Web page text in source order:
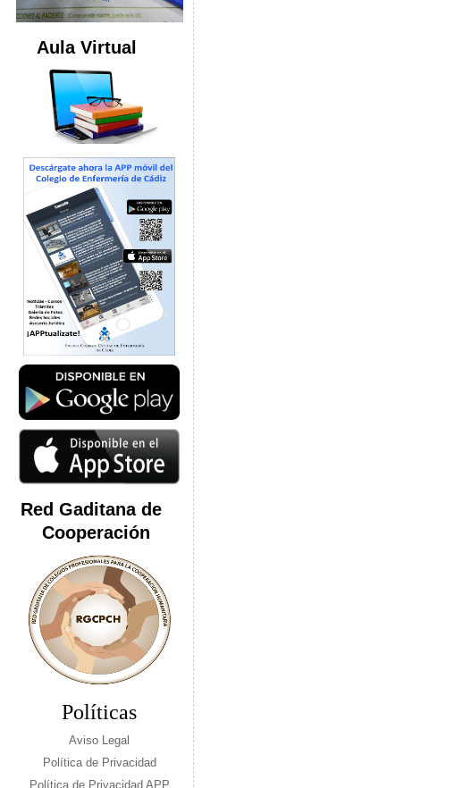
Aula Virtual
Red Gaditana de
Cooperación
Políticas
Aviso Legal
Política de Privacidad
Política de Privacidad APP